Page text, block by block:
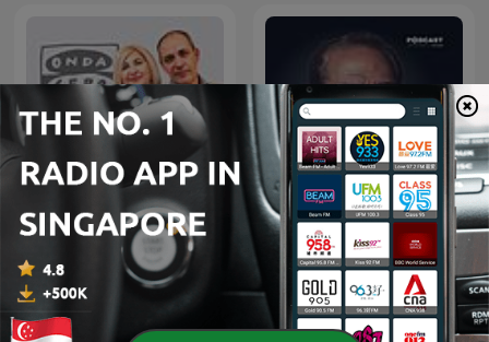
La Rosa de los Vientos
الأعمال الكاملة لـ د. مصطفى
محمود